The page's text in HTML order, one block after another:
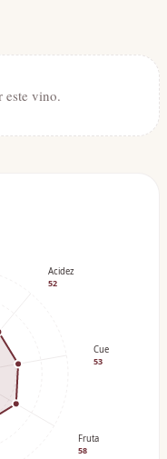
este vino.
Acidez
52
Cuerpo
53
Fruta
58